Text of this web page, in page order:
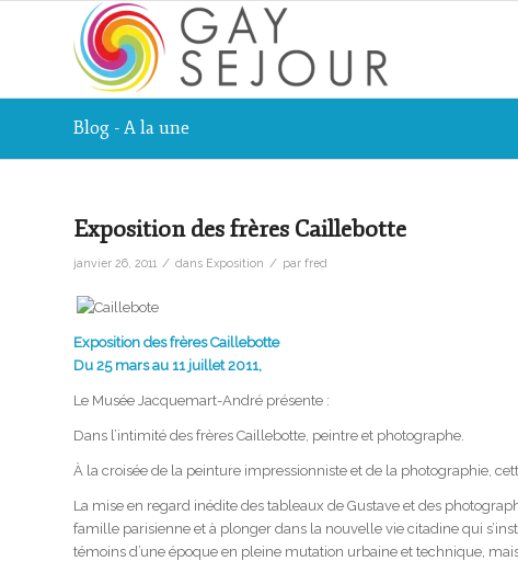
Blog - A la une
Exposition des frères Caillebotte
janvier 26, 2011 / dans Exposition / par fred
Exposition des frères Caillebotte
Du 25 mars au 11 juillet 2011,
Le Musée Jacquemart-André présente :
Dans l’intimité des frères Caillebotte, peintre et photographe.
À la croisée de la peinture impressionniste et de la photographie,
La mise en regard inédite des tableaux de Gustave et des
famille parisienne et à plonger dans la nouvelle vie citadine qui
témoins d’une époque en pleine mutation urbaine et technique,